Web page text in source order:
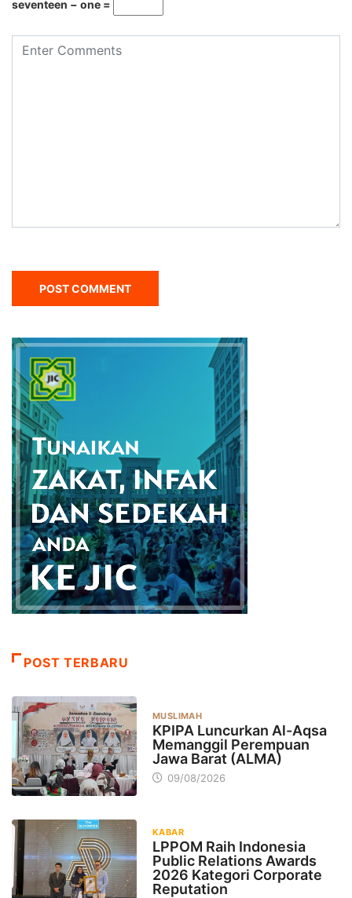
seventeen − one =
POST TERBARU
MUSLIMAH
KPIPA Luncurkan Al-Aqsa
Memanggil Perempuan
Jawa Barat (ALMA)
09/08/2026
KABAR
LPPOM Raih Indonesia
Public Relations Awards
2026 Kategori Corporate
Reputation